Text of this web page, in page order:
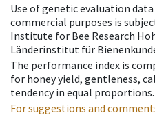
Use of genetic evaluation
commercial purposes is
Institute for Bee Research
Länderinstitut für
The performance index is
for honey yield, gentleness,
tendency in equal proportions.
For suggestions and